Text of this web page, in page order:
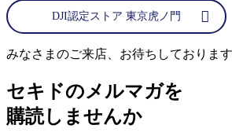
DJI認定ストア 東京虎ノ門
みなさまのご来店、お待ちしております
セキドのメルマガを
購読しませんか